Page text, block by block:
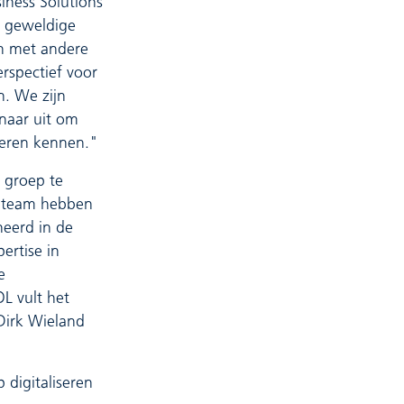
Solutions
geweldige
met andere
voor
We zijn
uit om
kennen."
groep te
hebben
in de
in
vult het
Wieland
digitaliseren